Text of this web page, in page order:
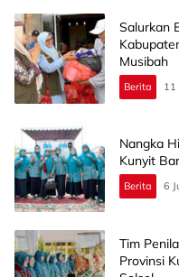
Salurkan
Musibah
Berita 11
Nangka
Kunyit
Berita 6
Tim
Provinsi